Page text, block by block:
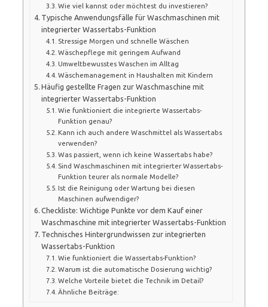
Wie viel kannst oder möchtest du investieren?
Typische Anwendungsfälle für Waschmaschinen mit
integrierter Wassertabs-Funktion
Stressige Morgen und schnelle Wäschen
Wäschepflege mit geringem Aufwand
Umweltbewusstes Waschen im Alltag
Wäschemanagement in Haushalten mit Kindern
Häufig gestellte Fragen zur Waschmaschine mit
integrierter Wassertabs-Funktion
Wie funktioniert die integrierte Wassertabs-
Funktion genau?
Kann ich auch andere Waschmittel als Wassertabs
verwenden?
Was passiert, wenn ich keine Wassertabs habe?
Sind Waschmaschinen mit integrierter Wassertabs-
Funktion teurer als normale Modelle?
Ist die Reinigung oder Wartung bei diesen
Maschinen aufwendiger?
Checkliste: Wichtige Punkte vor dem Kauf einer
Waschmaschine mit integrierter Wassertabs-Funktion
Technisches Hintergrundwissen zur integrierten
Wassertabs-Funktion
Wie funktioniert die Wassertabs-Funktion?
Warum ist die automatische Dosierung wichtig?
Welche Vorteile bietet die Technik im Detail?
Ähnliche Beiträge: